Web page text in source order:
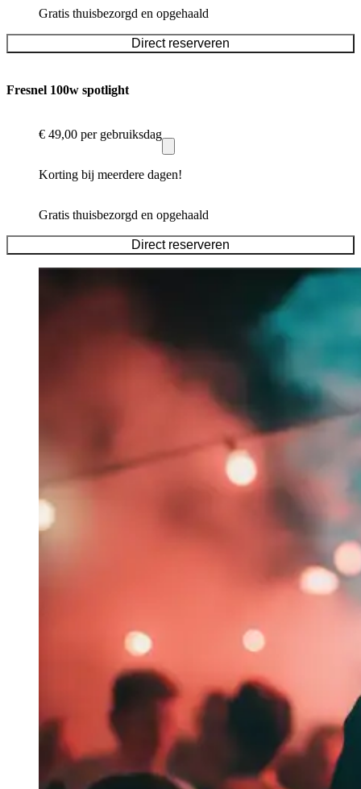
Gratis thuisbezorgd en opgehaald
Direct reserveren
Fresnel 100w spotlight
€ 49,00 per gebruiksdag
Korting bij meerdere dagen!
Gratis thuisbezorgd en opgehaald
Direct reserveren